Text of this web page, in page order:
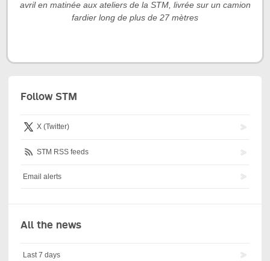
avril en matinée aux ateliers de la STM, livrée sur un camion
fardier long de plus de 27 mètres
Follow STM
X (Twitter)
STM RSS feeds
Email alerts
All the news
Last 7 days